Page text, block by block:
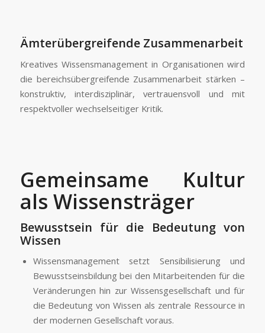
Ämterübergreifende Zusammenarbeit
Kreatives Wissensmanagement in Organisationen wird
die bereichsübergreifende Zusammenarbeit stärken –
konstruktiv, interdisziplinär, vertrauensvoll und mit
respektvoller wechselseitiger Kritik.
Gemeinsame Kultur
als Wissensträger
Bewusstsein für die Bedeutung von
Wissen
Wissensmanagement setzt Sensibilisierung und
Bewusstseinsbildung bei den Mitarbeitenden für die
Veränderungen hin zur Wissensgesellschaft und für
die Bedeutung von Wissen als zentrale Ressource in
der modernen Gesellschaft voraus.